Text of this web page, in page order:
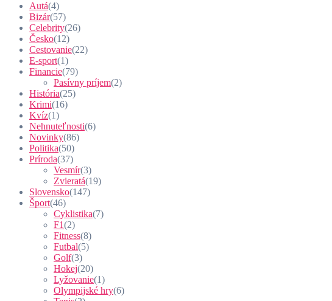
Autá(4)
Bizár(57)
Celebrity(26)
Česko(12)
Cestovanie(22)
E-sport(1)
Financie(79)
Pasívny príjem(2)
História(25)
Krimi(16)
Kvíz(1)
Nehnuteľnosti(6)
Novinky(86)
Politika(50)
Príroda(37)
Vesmír(3)
Zvieratá(19)
Slovensko(147)
Šport(46)
Cyklistika(7)
F1(2)
Fitness(8)
Futbal(5)
Golf(3)
Hokej(20)
Lyžovanie(1)
Olympijské hry(6)